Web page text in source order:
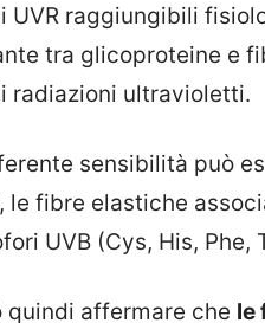
UVR raggiungibili
tra glicoproteine e
radiazioni ultravioletti.
sensibilità può
le fibre elastiche
UVB (Cys, His,
quindi affermare che le